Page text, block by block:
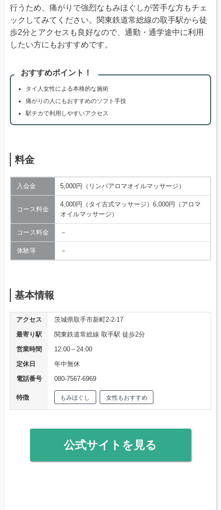
行うため、痛がりで強烈なもみほぐしが苦手な方もチェ
ックしてみてください。関東鉄道常総線の取手駅から徒
歩2分とアクセスも良好なので、通勤・通学途中に利用
したい方にもおすすめです。
おすすめポイント！
タイ人女性による本格的な施術
痛がりの人にもおすすめのソフト手技
駅チカで利用しやすいアクセス
料金
入会金 5,000円（リンパアロマオイルマッサージ）
コース料金
4,000円（タイ古式マッサージ）6,000円（アロマ
オイルマッサージ）
コース料金 －
体験等 －
基本情報
アクセス
茨城県取手市新町2-2-17
最寄り駅
関東鉄道常総線 取手駅 徒歩2分
営業時間
12:00～24:00
定休日
年中無休
電話番号
080-7567-6969
特徴 もみほぐし 女性もおすすめ
公式サイトを見る